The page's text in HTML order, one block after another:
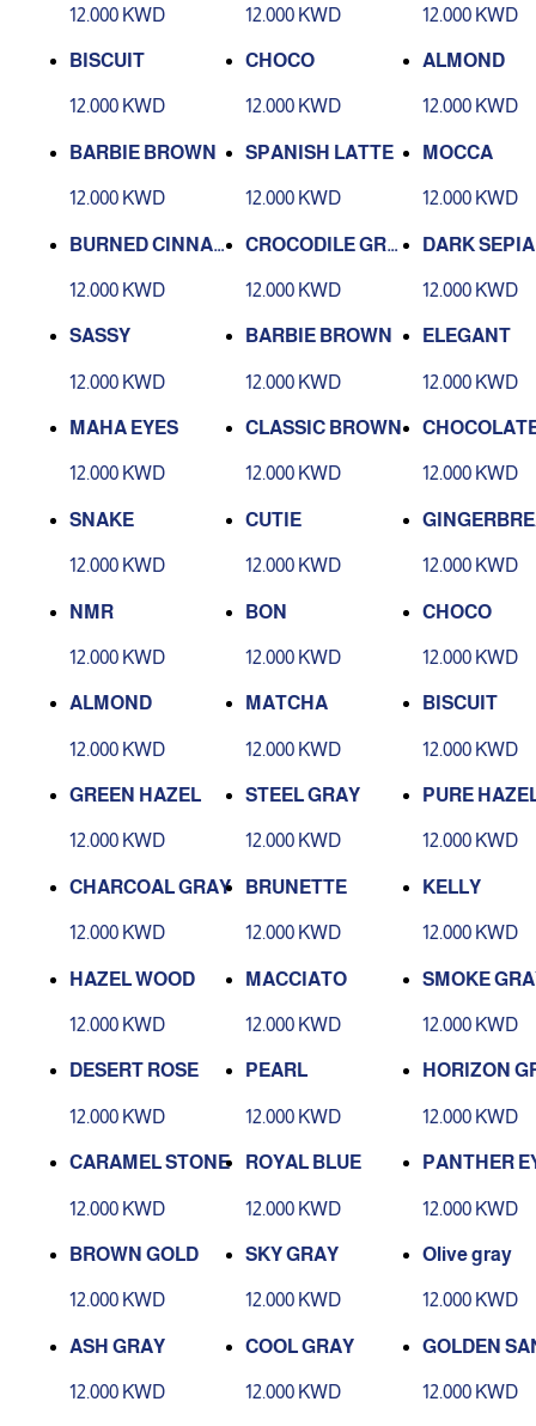
12.000 KWD 12.000 KWD 12.000 KWD
BISCUIT
12.000 KWD
CHOCO
12.000 KWD
ALMOND
12.000 KWD
BARBIE BROWN
12.000 KWD
SPANISH LATTE
12.000 KWD
MOCCA
12.000 KWD
BURNED CINNAM
12.000 KWD
CROCODILE GRE
12.000 KWD
DARK SEPIA
12.000 KWD
SASSY
12.000 KWD
BARBIE BROWN
12.000 KWD
ELEGANT
12.000 KWD
MAHA EYES
12.000 KWD
CLASSIC BROWN
12.000 KWD 12.000 KWD
SNAKE
12.000 KWD
CUTIE
12.000 KWD 12.000 KWD
NMR
12.000 KWD
BON
12.000 KWD
CHOCO
12.000 KWD
ALMOND
12.000 KWD
MATCHA
12.000 KWD
BISCUIT
12.000 KWD
GREEN HAZEL
12.000 KWD
STEEL GRAY
12.000 KWD
PURE
12.000 KWD
CHARCOAL GRAY
12.000 KWD
BRUNETTE
12.000 KWD
KELLY
12.000 KWD
HAZEL WOOD
12.000 KWD
MACCIATO
12.000 KWD
SMOKE
12.000 KWD
DESERT ROSE
12.000 KWD
PEARL
12.000 KWD
HORIZON
12.000 KWD
CARAMEL STONE
12.000 KWD
ROYAL BLUE
12.000 KWD
PANTHER
12.000 KWD
BROWN GOLD
12.000 KWD
SKY GRAY
12.000 KWD
Olive gray
12.000 KWD
ASH GRAY
12.000 KWD
COOL GRAY
12.000 KWD
GOLDEN
12.000 KWD